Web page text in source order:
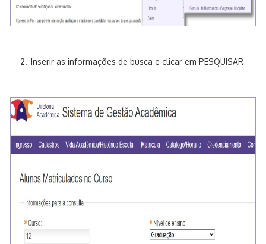
Inserir as informações de busca e clicar em PESQUISAR